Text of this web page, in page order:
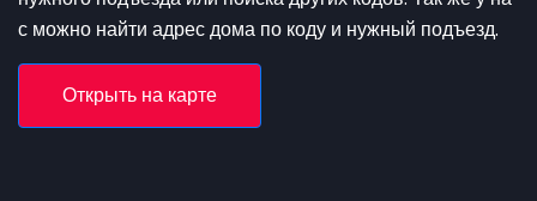
с можно найти адрес дома по коду и нужный подъезд.
Открыть на карте